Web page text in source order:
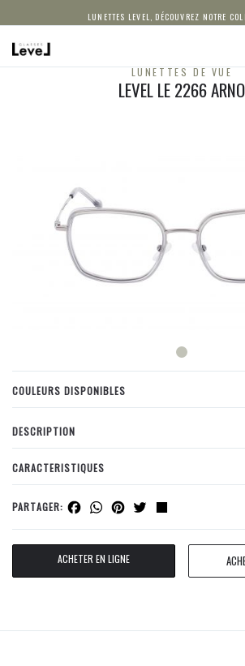
LUNETTES LEVEL, DÉCOUVREZ NOTRE
LUNETTES DE VUE
LEVEL LE 2266 ARNO
COULEURS DISPONIBLES
DESCRIPTION
CARACTERISTIQUES
PARTAGER: Facebook
WhatsApp
Pinterest
Twitter
ACHETER EN LIGNE